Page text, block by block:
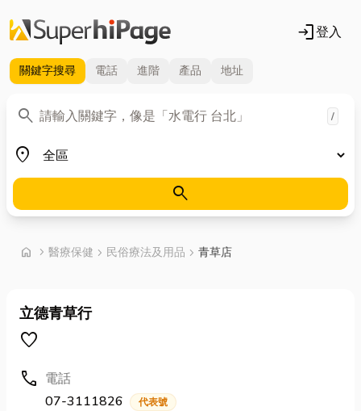
login登入
關鍵字搜尋 電話 進階 產品 地址
search
關鍵字 /
place
地區
search
home chevron_right 首頁
醫療保健 chevron_right 民俗療法及用品 chevron_right 青草店
立德青草行
favorite
call 電話
07-3111826
代表號